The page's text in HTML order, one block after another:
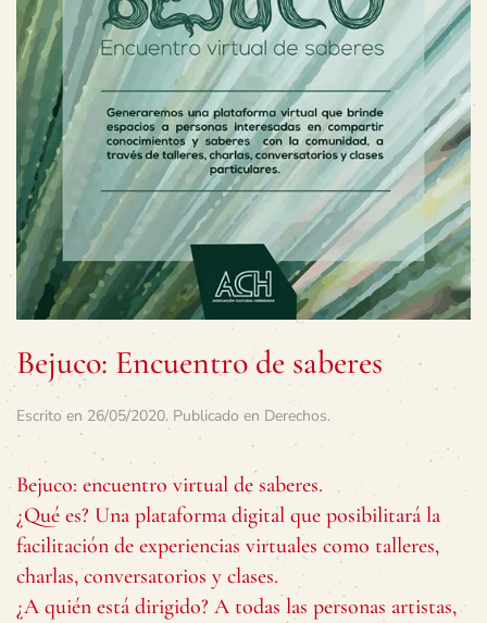
Bejuco: Encuentro de saberes
Escrito en 26/05/2020. Publicado en Derechos.
Bejuco: encuentro virtual de saberes.
¿Qué es? Una plataforma digital que posibilitará la
facilitación de experiencias virtuales como talleres,
charlas, conversatorios y clases.
¿A quién está dirigido? A todas las personas artistas,